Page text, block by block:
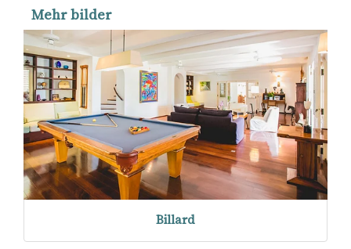
Mehr bilder
Billard